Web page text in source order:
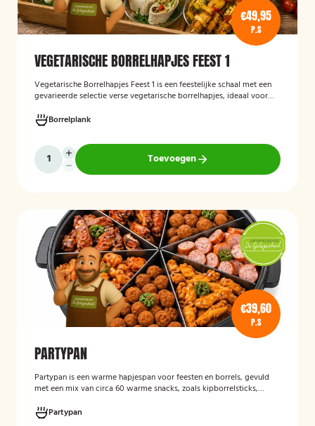
€49,95
P.S
VEGETARISCHE BORRELHAPJES FEEST 1
Vegetarische Borrelhapjes Feest 1 is een feestelijke schaal met een
gevarieerde selectie verse vegetarische borrelhapjes, ideaal voor
vers bereid en verzorgd gepresenteerd, zodat gasten kunnen
genieten van een smaakvolle en volledig vegetarische
borrelervaring.
Borrelplank
Toevoegen
€39,60
P.S
PARTYPAN
Partypan is een warme hapjespan voor feesten en borrels, gevuld
met een mix van circa 60 warme snacks, zoals kipborrelsticks,
geleverd en hoeft alleen nog verwarmd te worden, waardoor het
een eenvoudige en praktische cateringoplossing is voor
Partypan